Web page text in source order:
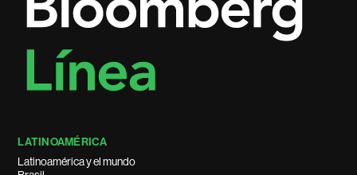
LATINOAMÉRICA
Latinoamérica y el mundo